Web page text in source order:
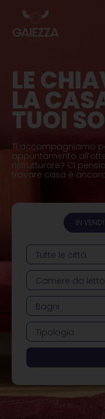
LE
LA
TUOI
Ti accompagniamo
appuntamento
ristrutturare? Ci
trovare casa è
IN
Tutte le città
Camere da letto
Bagni
Tipologia